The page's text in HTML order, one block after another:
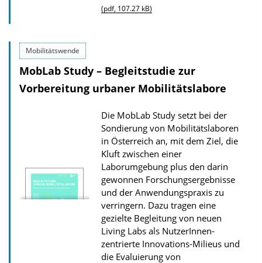
o
o
a
s
z
u
r
P
u
b
l
i
(pdf, 107.27 kB)
Mobilitätswende
MobLab Study – Begleitstudie zur
Vorbereitung urbaner Mobilitätslabore
Die MobLab Study setzt bei der
Sondierung von Mobilitätslaboren
in Österreich an, mit dem Ziel, die
Kluft zwischen einer
Laborumgebung plus den darin
gewonnen Forschungsergebnisse
und der Anwendungspraxis zu
verringern. Dazu tragen eine
gezielte Begleitung von neuen
Living Labs als NutzerInnen-
zentrierte Innovations-Milieus und
die Evaluierung von